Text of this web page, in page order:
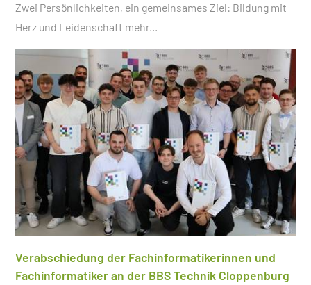
Zwei Persönlichkeiten, ein gemeinsames Ziel: Bildung mit
Herz und Leidenschaft mehr...
Verabschiedung der Fachinformatikerinnen und
Fachinformatiker an der BBS Technik Cloppenburg